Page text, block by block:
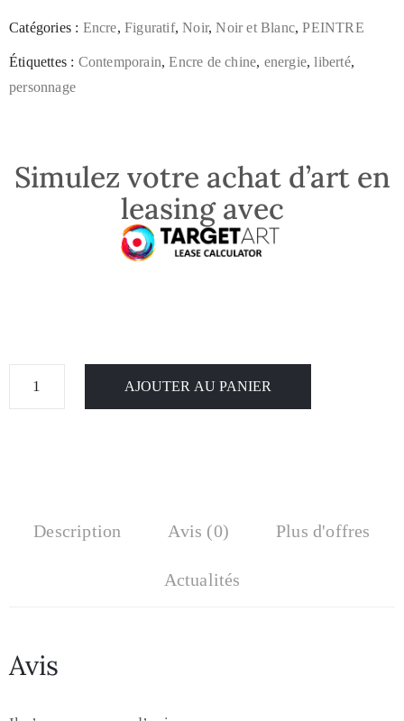
Catégories : Encre,Figuratif,Noir,Noir et Blanc,PEINTRE
Étiquettes : Contemporain,Encre de chine, energie,liberté,
personnage
Simulez votre achat d’art en
leasing avec
AJOUTER AU PANIER
Description Avis (0) Plus d'offres
Actualités
Avis